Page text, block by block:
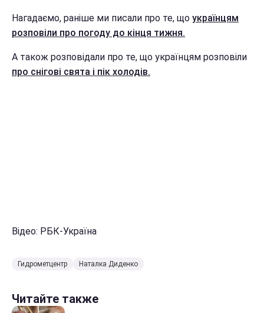
Нагадаємо, раніше ми писали про те, що українцям
розповіли про погоду до кінця тижня.
А також розповідали про те, що українцям розповіли
про снігові свята і пік холодів.
Відео: РБК-Україна
Гидрометцентр Наталка Диденко
Читайте также